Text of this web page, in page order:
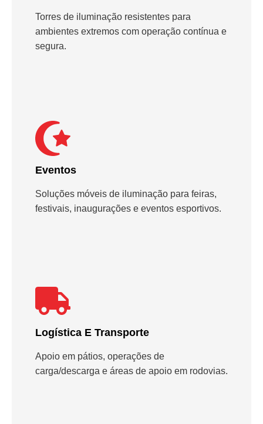
Torres de iluminação resistentes para
ambientes extremos com operação contínua e
segura.
Eventos
Soluções móveis de iluminação para feiras,
festivais, inaugurações e eventos esportivos.
Logística E Transporte
Apoio em pátios, operações de
carga/descarga e áreas de apoio em rodovias.